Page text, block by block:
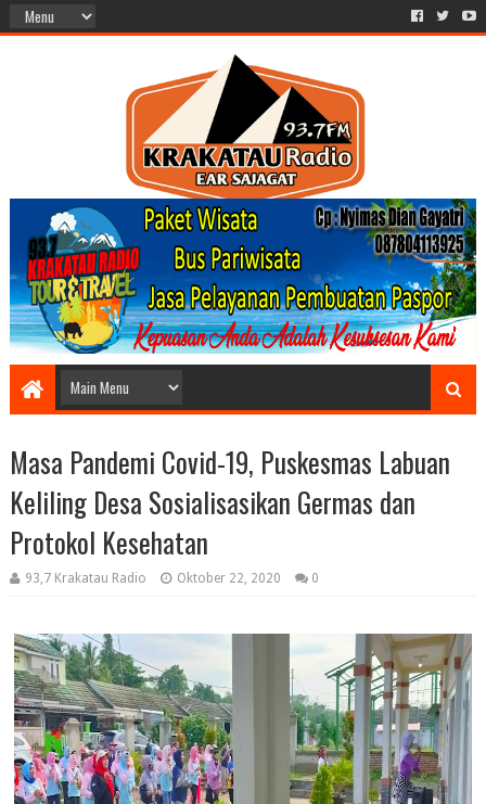
Masa Pandemi Covid-19, Puskesmas Labuan
Keliling Desa Sosialisasikan Germas dan
Protokol Kesehatan
93,7 Krakatau Radio Oktober 22, 2020 0